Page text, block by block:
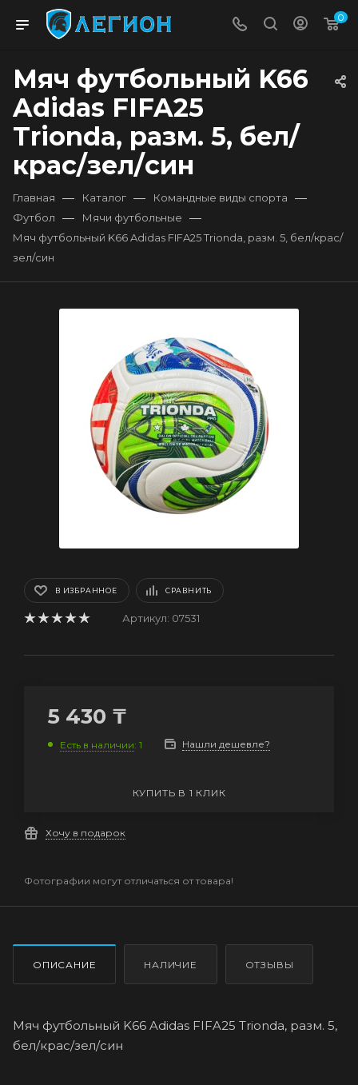
0
Мяч футбольный K66
Adidas FIFA25
Trionda, разм. 5, бел/
крас/зел/син
Главная — Каталог — Командные виды спорта —
Футбол — Мячи футбольные —
Мяч футбольный K66 Adidas FIFA25 Trionda, разм. 5, бел/крас/
зел/син
В ИЗБРАННОЕ СРАВНИТЬ
Артикул: 07531
5 430 ₸
Есть в наличии: 1 Нашли дешевле?
КУПИТЬ В 1 КЛИК
Хочу в подарок
Фотографии могут отличаться от товара!
ОПИСАНИЕ НАЛИЧИЕ ОТЗЫВЫ
Мяч футбольный K66 Adidas FIFA25 Trionda, разм. 5,
бел/крас/зел/син